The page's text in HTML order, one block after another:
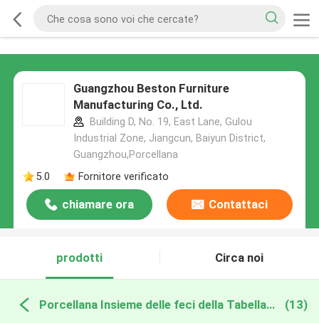
Guangzhou Beston Furniture
Manufacturing Co., Ltd.
Building D, No. 19, East Lane, Gulou
Industrial Zone, Jiangcun, Baiyun District,
Guangzhou,Porcellana
5.0
Fornitore verificato
chiamare ora Contattaci
prodotti Circa noi
Porcellana Insieme delle feci della Tabella di Antivari (13)